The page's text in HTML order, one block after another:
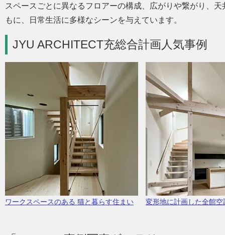
スペースごとに異なるフロアーの構成、広がりや繋がり、
もに、日常生活に多様なシーンを与えています。
JYU ARCHITECT充総合計画人気事例
ワークスペースのある 猫と暮らす住まい 変形地に計画した全館空